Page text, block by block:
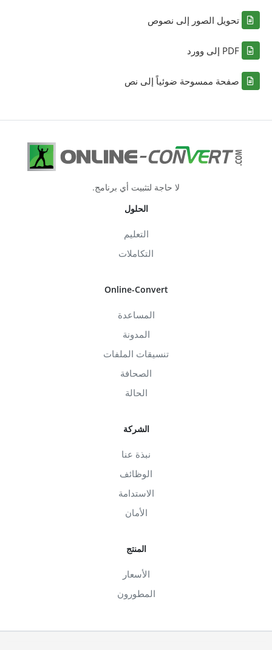
تحويل الصور إلى نصوص
PDF إلى وورد
صفحة ممسوحة ضوئياً إلى نص
لا حاجة لتثبيت أي برنامج.
الحلول
التعليم
التكاملات
Online-Convert
المساعدة
المدونة
تنسيقات الملفات
الصحافة
الحالة
الشركة
نبذة عنا
الوظائف
الاستدامة
الأمان
المنتج
الأسعار
المطورون